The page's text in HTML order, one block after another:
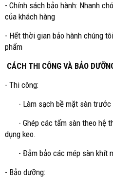
- Chính sách bảo hành: Nhanh
của khách hàng
- Hết thời gian bảo hành chúng
phẩm
CÁCH THI CÔNG VÀ BẢO
- Thi công:
- Làm sạch bề mặt sàn trước
- Ghép các tấm sàn theo hệ
dụng keo.
- Đảm bảo các mép sàn khít
- Bảo dưỡng: